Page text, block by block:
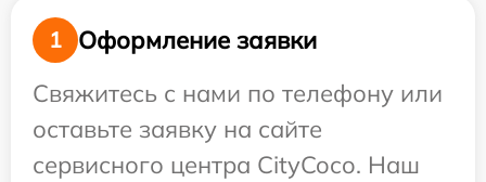
1
Оформление заявки
Свяжитесь с нами по телефону или
оставьте заявку на сайте
сервисного центра CityCoco. Наш